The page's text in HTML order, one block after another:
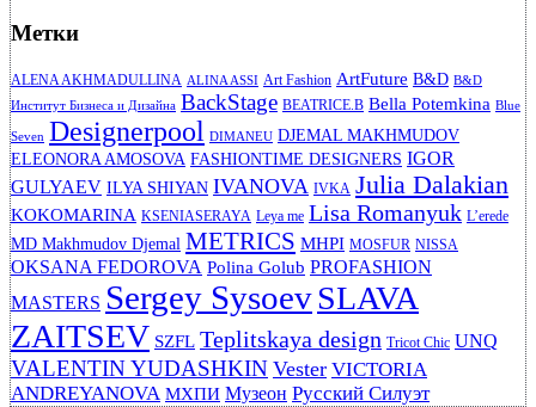
Метки
ALENA AKHMADULLINA ALINA ASSI Art Fashion ArtFuture B&D B&D
Институт Бизнеса и Дизайна BackStage BEATRICE.B Bella Potemkina Blue
Seven Designerpool DIMANEU DJEMAL MAKHMUDOV
ELEONORA AMOSOVA FASHIONTIME DESIGNERS IGOR
GULYAEV ILYA SHIYAN IVANOVA IVKA Julia Dalakian
KOKOMARINA KSENIASERAYA Leya me Lisa Romanyuk L’erede
MD Makhmudov Djemal METRICS MHPI MOSFUR NISSA
OKSANA FEDOROVA Polina Golub PROFASHION
MASTERS Sergey SysoevSLAVA
ZAITSEV SZFL Teplitskaya design Tricot Chic UNQ
VALENTIN YUDASHKIN Vester VICTORIA
ANDREYANOVA МХПИ Музеон Русский Силуэт